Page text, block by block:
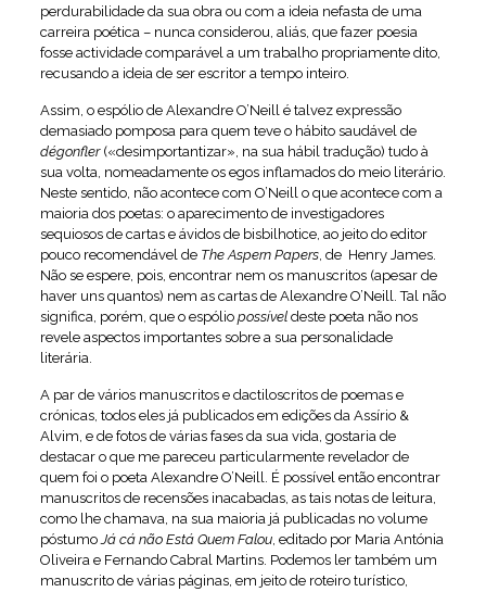
perdurabilidade da sua obra ou com a ideia nefasta de uma
carreira poética – nunca considerou, aliás, que fazer poesia
fosse actividade comparável a um trabalho propriamente dito,
recusando a ideia de ser escritor a tempo inteiro.
Assim, o espólio de Alexandre O’Neill é talvez expressão
demasiado pomposa para quem teve o hábito saudável de
dégonfler («desimportantizar», na sua hábil tradução) tudo à
sua volta, nomeadamente os egos inflamados do meio literário.
Neste sentido, não acontece com O’Neill o que acontece com a
maioria dos poetas: o aparecimento de investigadores
sequiosos de cartas e ávidos de bisbilhotice, ao jeito do editor
pouco recomendável de The Aspern Papers, de Henry James.
Não se espere, pois, encontrar nem os manuscritos (apesar de
haver uns quantos) nem as cartas de Alexandre O’Neill. Tal não
significa, porém, que o espólio possível deste poeta não nos
revele aspectos importantes sobre a sua personalidade
literária.
A par de vários manuscritos e dactiloscritos de poemas e
crónicas, todos eles já publicados em edições da Assírio &
Alvim, e de fotos de várias fases da sua vida, gostaria de
destacar o que me pareceu particularmente revelador de
quem foi o poeta Alexandre O’Neill. É possível então encontrar
manuscritos de recensões inacabadas, as tais notas de leitura,
como lhe chamava, na sua maioria já publicadas no volume
póstumoJá cá não Está Quem Falou, editado por Maria Antónia
Oliveira e Fernando Cabral Martins. Podemos ler também um
manuscrito de várias páginas, em jeito de roteiro turístico,